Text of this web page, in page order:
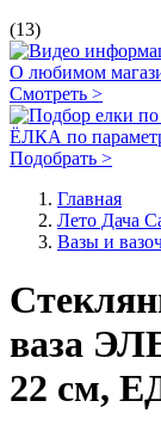
(13)
О любимом
Смотреть >
ЁЛКА по
Подобрать >
Главная
Лето Дача
Вазы и
ваза
22 см,